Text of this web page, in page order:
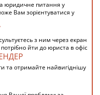
юридичне питання у
Вам зорієнтуватися у
з ним через екран
йти до юриста в офіс
та отримайте найвигіднішу